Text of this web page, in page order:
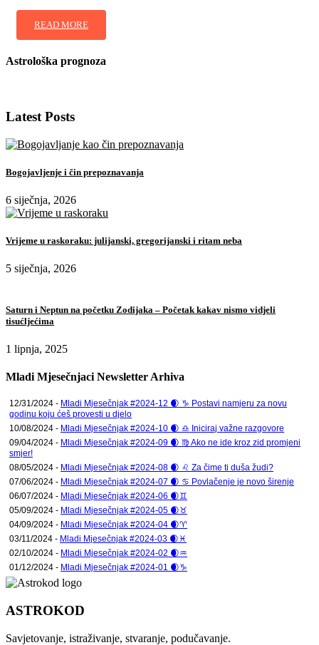
READ MORE
Astrološka prognoza
Latest Posts
Bogojavljenje i čin prepoznavanja
6 siječnja, 2026
Vrijeme u raskoraku: julijanski, gregorijanski i ritam neba
5 siječnja, 2026
Saturn i Neptun na početku Zodijaka – Početak kakav nismo vidjeli
tisućljećima
1 lipnja, 2025
Mladi Mjesečnjaci Newsletter Arhiva
12/31/2024 - Mladi Mjesečnjak #2024-12 🌒 ♑ Postavi namjeru za novu
godinu koju ćeš provesti u djelo
10/08/2024 - Mladi Mjesečnjak #2024-10 🌒 ♎ Iniciraj važne razgovore
09/04/2024 - Mladi Mjesečnjak #2024-09 🌒 ♍ Ako ne ide kroz zid promjeni
smjer!
08/05/2024 - Mladi Mjesečnjak #2024-08 🌒 ♌ Za čime ti duša žudi?
07/06/2024 - Mladi Mjesečnjak #2024-07 🌒 ♋ Povlačenje je novo širenje
06/07/2024 - Mladi Mjesečnjak #2024-06 🌒♊
05/09/2024 - Mladi Mjesečnjak #2024-05 🌒♉
04/09/2024 - Mladi Mjesečnjak #2024-04 🌒♈
03/11/2024 - Mladi Mjesečnjak #2024-03 🌒♓
02/10/2024 - Mladi Mjesečnjak #2024-02 🌒♒
01/12/2024 - Mladi Mjesečnjak #2024-01 🌒♑
ASTROKOD
Savjetovanje, istraživanje, stvaranje, podučavanje.